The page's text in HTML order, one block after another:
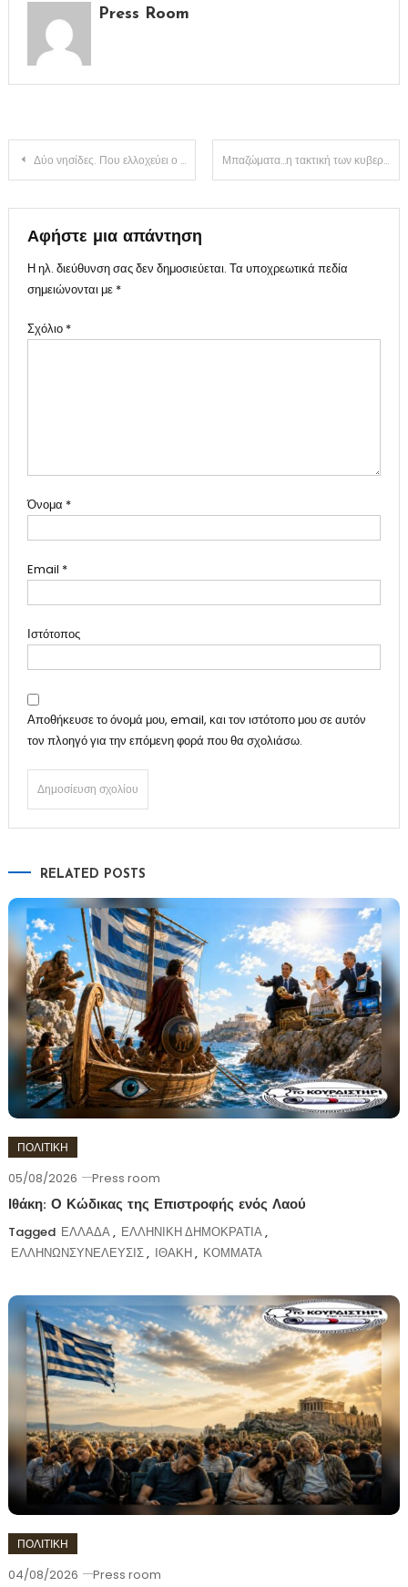
Press Room
Πλοήγηση
Δύο νησίδες. Που ελλοχεύει ο μεγαλύτερος κίνδυνος;; Μπαζώματα…η τακτική των κυβερνήσεων ανά τα έτη
Αφήστε μια απάντηση
Η ηλ. διεύθυνση σας δεν δημοσιεύεται. Τα υποχρεωτικά πεδία
σημειώνονται με *
Σχόλιο *
Όνομα *
Email *
Ιστότοπος
Αποθήκευσε το όνομά μου, email, και τον ιστότοπο μου σε αυτόν
τον πλοηγό για την επόμενη φορά που θα σχολιάσω.
RELATED POSTS
ΠΟΛΙΤΙΚΗ
05/08/2026 Press room
Ιθάκη: Ο Κώδικας της Επιστροφής ενός Λαού
Tagged ΕΛΛΑΔΑ, ΕΛΛΗΝΙΚΗ ΔΗΜΟΚΡΑΤΙΑ,
ΕΛΛΗΝΩΝΣΥΝΕΛΕΥΣΙΣ, ΙΘΑΚΗ, ΚΟΜΜΑΤΑ
ΠΟΛΙΤΙΚΗ
04/08/2026 Press room